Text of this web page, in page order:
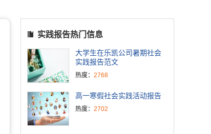
实践报告热门信息
大学生在乐凯公司暑期社会
实践报告范文
热度： 2768
高一寒假社会实践活动报告
热度： 2702